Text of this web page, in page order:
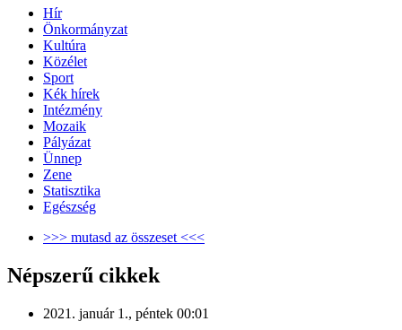
Hír
Önkormányzat
Kultúra
Közélet
Sport
Kék hírek
Intézmény
Mozaik
Pályázat
Ünnep
Zene
Statisztika
Egészség
>>> mutasd az összeset <<<
Népszerű cikkek
2021. január 1., péntek 00:01